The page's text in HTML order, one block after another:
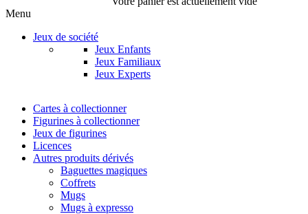
Menu
Jeux de société
Jeux Enfants
Jeux Familiaux
Jeux Experts
Cartes à collectionner
Figurines à collectionner
Jeux de figurines
Licences
Autres produits dérivés
Baguettes magiques
Coffrets
Mugs
Mugs à expresso